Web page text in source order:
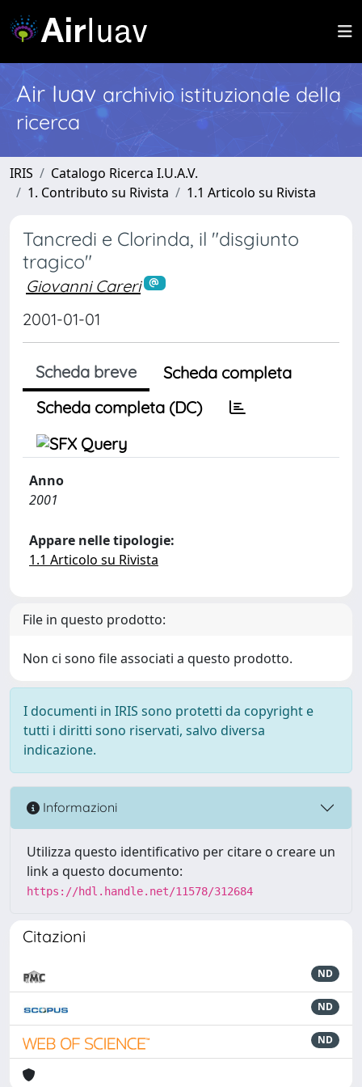
Air Iuav archivio istituzionale della
ricerca
IRIS
Catalogo Ricerca I.U.A.V.
1. Contributo su Rivista
1.1 Articolo su Rivista
Tancredi e Clorinda, il "disgiunto
tragico"
Giovanni Careri
2001-01-01
Scheda breve
Scheda completa
Scheda completa (DC)
Anno
2001
Appare nelle tipologie:
1.1 Articolo su Rivista
File in questo prodotto:
Non ci sono file associati a questo prodotto.
I documenti in IRIS sono protetti da copyright e
tutti i diritti sono riservati, salvo diversa
indicazione.
Informazioni
Utilizza questo identificativo per citare o creare un
link a questo documento:
https://hdl.handle.net/11578/312684
Citazioni
ND
ND
ND